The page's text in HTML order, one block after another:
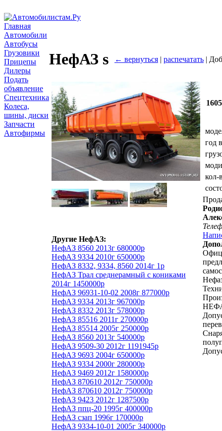
Главная
Автомобили
Автобусы
Грузовики
Прицепы
Дилеры
Подать
объявление
Спецтехника
Колеса,
шины, диски
Запчасти
Автофирмы
НефАЗ s ← вернуться | распечатать |
Другие НефАЗ:
НефАЗ 8560 2013г 680000р
НефАЗ 9334 2010г 650000р
НефАЗ 8332, 9334, 8560 2014г 1р
НефАЗ Трал среднерамный с кониками
2014г 1450000р
НефАЗ 96931-10-02 2008г 877000р
НефАЗ 9334 2013г 967000р
НефАЗ 8332 2013г 578000р
НефАЗ 85516 2011г 270000р
НефАЗ 85514 2005г 250000р
НефАЗ 8560 2013г 540000р
НефАЗ 9509-30 2012г 1191945р
НефАЗ 9693 2004г 650000р
НефАЗ 9334 2000г 280000р
НефАЗ 9469 2012г 1580000р
НефАЗ 870610 2012г 750000р
НефАЗ 870610 2012г 750000р
НефАЗ 9423 2012г 1287500р
НефАЗ ппц-20 1995г 400000р
НефАЗ сзап 1996г 170000р
НефАЗ 9334-10-01 2005г 340000р
год
кол-